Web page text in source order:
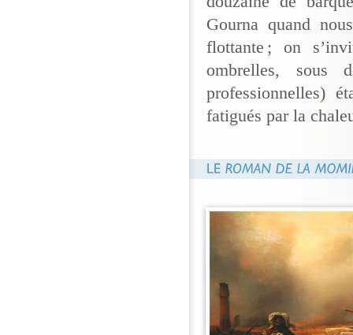
Gourna quand
flottante ; on
ombrelles, sous
professionnelles)
fatigués par la